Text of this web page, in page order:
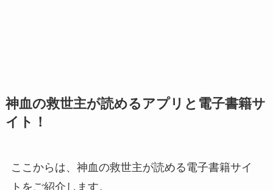
神血の救世主が読めるアプリと電子書籍サ
イト！
ここからは、神血の救世主が読める電子書籍サイ
トをご紹介します。